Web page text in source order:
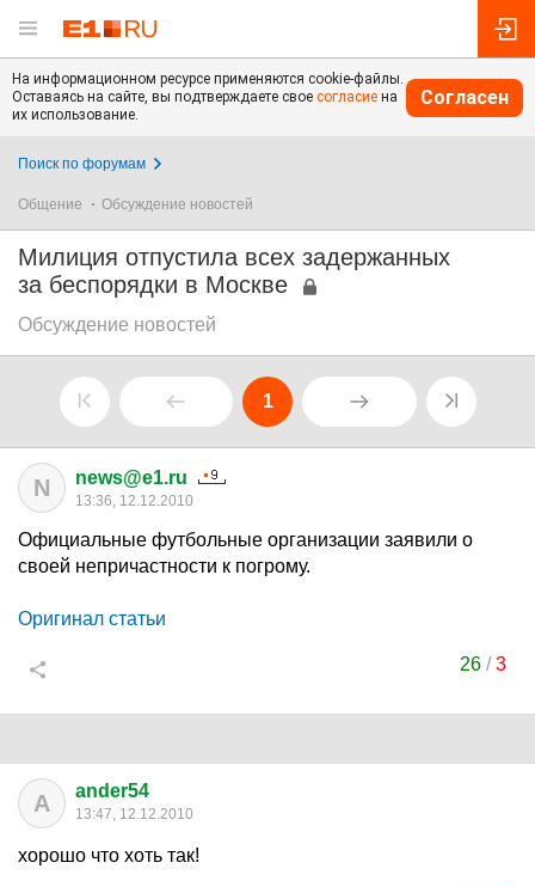
На информационном ресурсе применяются cookie-файлы.
Оставаясь на сайте, вы подтверждаете свое согласие на
их использование.
Согласен
Поиск по форумам
Общение Обсуждение новостей
Милиция отпустила всех задержанных
за беспорядки в Москве
Обсуждение новостей
1
N news@e1.ru
13:36, 12.12.2010
Официальные футбольные организации заявили о
своей непричастности к погрому.
Оригинал статьи
26 /3
A ander54
13:47, 12.12.2010
хорошо что хоть так!